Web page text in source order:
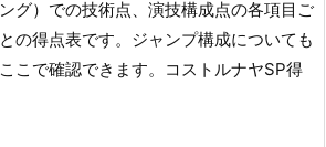
ング）での技術点、演技構成点の各項目ご
との得点表です。 ジャンプ構成についても
ここで確認できます。
コストルナヤSP得